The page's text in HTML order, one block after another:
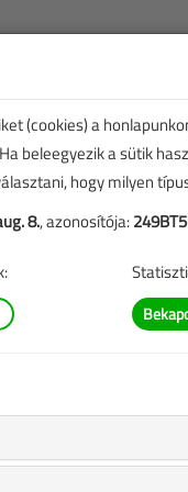
(cookies) a
beleegyezik a sütik
hogy milyen
8., azonosítója: